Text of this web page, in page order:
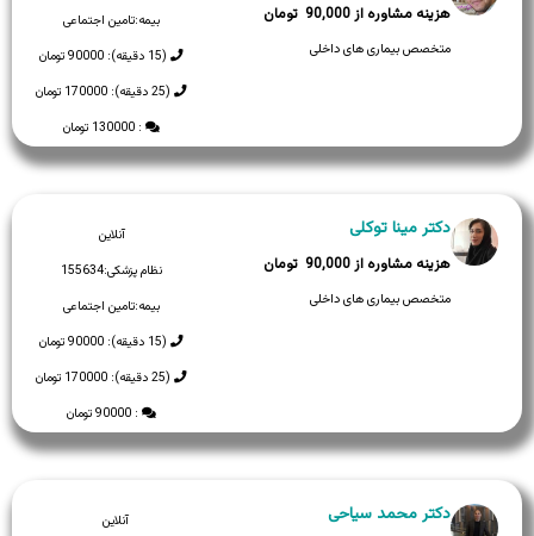
بیمه:تامین اجتماعی
(15 دقیقه): 90000 تومان
(25 دقیقه): 170000 تومان
: 130000 تومان
90,000
متخصص بیماری های داخلی
آنلاین
نظام پزشکی:155634
بیمه:تامین اجتماعی
(15 دقیقه): 90000 تومان
(25 دقیقه): 170000 تومان
: 90000 تومان
دکتر مینا توکلی
90,000
متخصص بیماری های داخلی
آنلاین
دکتر محمد سیاحی